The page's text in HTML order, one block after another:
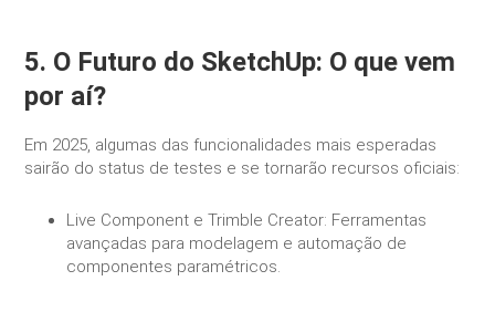
5. O Futuro do SketchUp: O que vem
por aí?
Em 2025, algumas das funcionalidades mais esperadas
sairão do status de testes e se tornarão recursos oficiais:
Live Component e Trimble Creator: Ferramentas
avançadas para modelagem e automação de
componentes paramétricos.